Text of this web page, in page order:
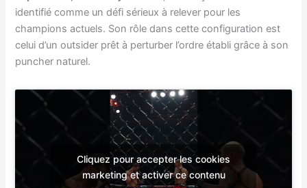
identifié comme un défi sérieux à relever pour les
champions actuels. Son rôle dans cette configuration est
celui d’un outsider prêt à perturber l’ordre établi grâce à son
puncher naturel.
Cliquez pour accepter les cookies
marketing et activer ce contenu